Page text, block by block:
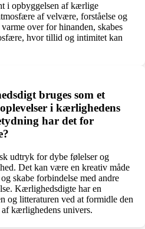
i opbyggelsen af kærlige
af velvære, forståelse og
over for hinanden, skabes
hvor tillid og intimitet kan
bruges som et
i kærlighedens
har det for
udtryk for dybe følelser og
Det kan være en kreativ måde
skabe forbindelse med andre
Kærlighedsdigte har en
og litteraturen ved at formidle den
kærlighedens univers.